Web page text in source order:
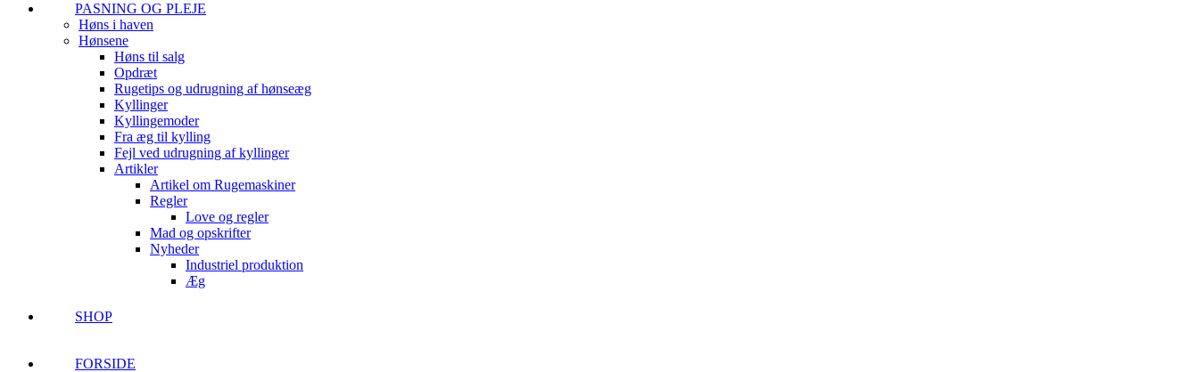
PASNING OG PLEJE
Høns i haven
Hønsene
Høns til salg
Opdræt
Rugetips og udrugning af hønseæg
Kyllinger
Kyllingemoder
Fra æg til kylling
Fejl ved udrugning af kyllinger
Artikler
Artikel om Rugemaskiner
Regler
Love og regler
Mad og opskrifter
Nyheder
Industriel produktion
Æg
SHOP
FORSIDE